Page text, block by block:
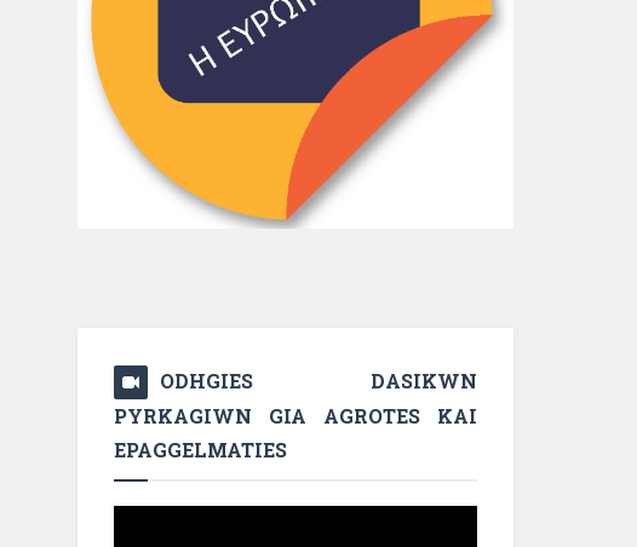
ODHGIES DASIKWN
PYRKAGIWN GIA AGROTES KAI
EPAGGELMATIES